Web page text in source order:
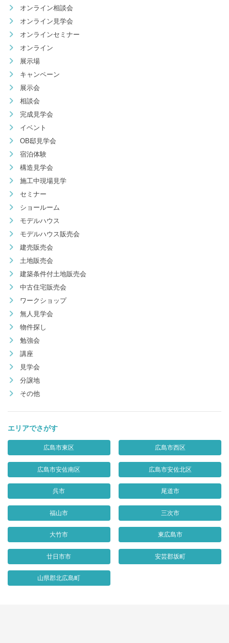
オンライン相談会
オンライン見学会
オンラインセミナー
オンライン
展示場
キャンペーン
展示会
相談会
完成見学会
イベント
OB邸見学会
宿泊体験
構造見学会
施工中現場見学
セミナー
ショールーム
モデルハウス
モデルハウス販売会
建売販売会
土地販売会
建築条件付土地販売会
中古住宅販売会
ワークショップ
無人見学会
物件探し
勉強会
講座
見学会
分譲地
その他
エリアでさがす
広島市東区 広島市西区
広島市安佐南区 広島市安佐北区
呉市 尾道市
福山市 三次市
大竹市 東広島市
廿日市市 安芸郡坂町
山県郡北広島町